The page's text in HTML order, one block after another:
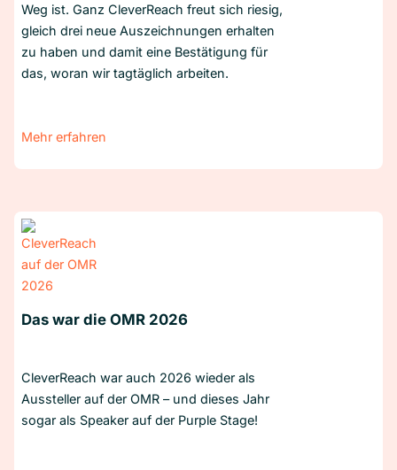
Weg ist. Ganz CleverReach freut sich riesig,
gleich drei neue Auszeichnungen erhalten
zu haben und damit eine Bestätigung für
das, woran wir tagtäglich arbeiten.
Mehr erfahren
Das war die OMR 2026
CleverReach war auch 2026 wieder als
Aussteller auf der OMR – und dieses Jahr
sogar als Speaker auf der Purple Stage!